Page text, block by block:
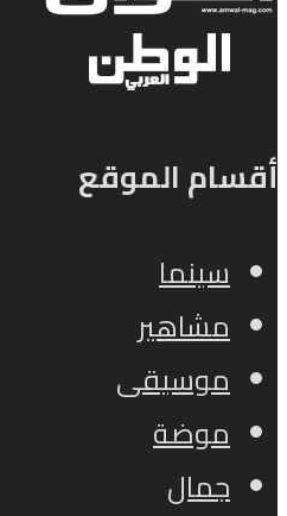
أقسام الموقع
سينما
مشاهير
موسيقى
موضة
جمال